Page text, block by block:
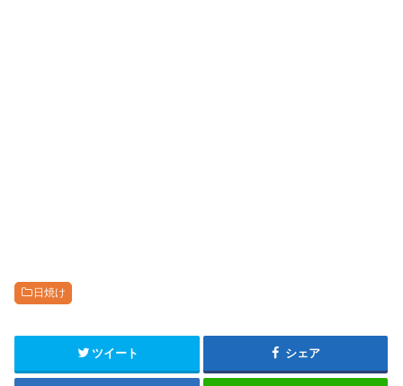
日焼け
ツイート シェア